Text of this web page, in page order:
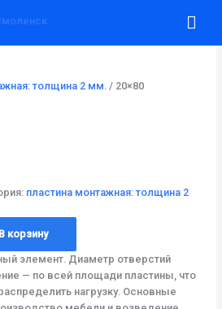
толщина 2 мм. / 20×80
пластина монтажная: толщина 2
В корзину
элемент. Диаметр отверстий
— по всей площади пластины, что
нагрузку. Основные